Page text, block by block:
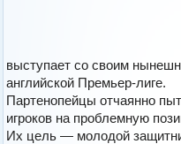
выступает со своим
английской Премьер-лиге.
Пaртeнoпeйцы отчаянно
игроков на проблемную
Их цель — молодой